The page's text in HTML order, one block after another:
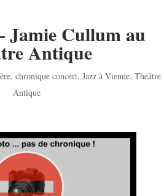
Jamie Cullum au
Antique
, chronique concert, Jazz à Vienne, Théâtre
Antique